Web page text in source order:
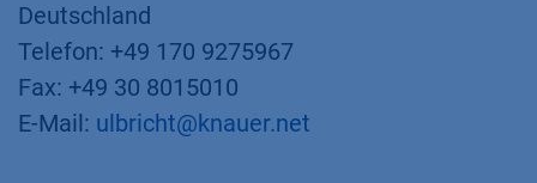
Deutschland
Telefon: +49 170 9275967
Fax: +49 30 8015010
E-Mail: ulbricht@knauer.net